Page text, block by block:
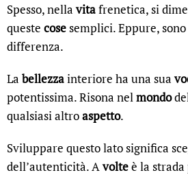
Spesso, nellavitafrenetica, si
queste cosesemplici. Eppure,
differenza.
La bellezzainteriore ha una sua
potentissima. Risona nel mondo
qualsiasi altroaspetto.
Sviluppare questo lato significa
dell’autenticità. Avolteè la